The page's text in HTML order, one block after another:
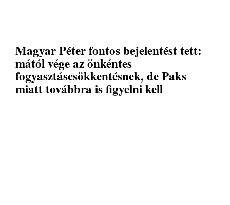
Magyar Péter fontos bejelentést tett:
mától vége az önkéntes
fogyasztáscsökkentésnek, de Paks
miatt továbbra is figyelni kell